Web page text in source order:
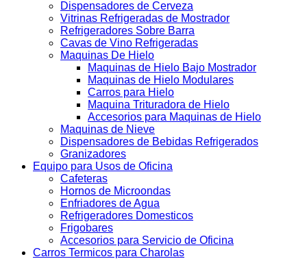
Dispensadores de Cerveza
Vitrinas Refrigeradas de Mostrador
Refrigeradores Sobre Barra
Cavas de Vino Refrigeradas
Maquinas De Hielo
Maquinas de Hielo Bajo Mostrador
Maquinas de Hielo Modulares
Carros para Hielo
Maquina Trituradora de Hielo
Accesorios para Maquinas de Hielo
Maquinas de Nieve
Dispensadores de Bebidas Refrigerados
Granizadores
Equipo para Usos de Oficina
Cafeteras
Hornos de Microondas
Enfriadores de Agua
Refrigeradores Domesticos
Frigobares
Accesorios para Servicio de Oficina
Carros Termicos para Charolas